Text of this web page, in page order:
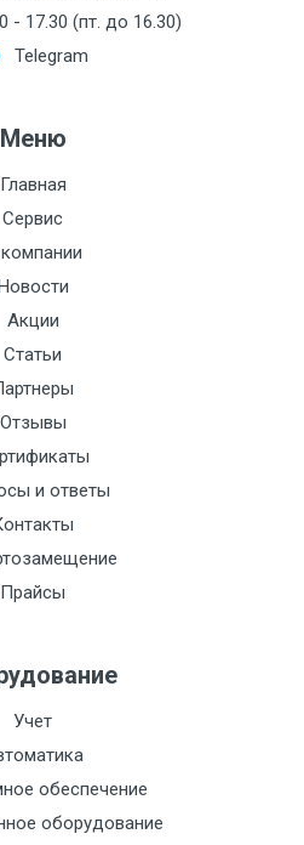
- 17.30 (пт. до 16.30)
Telegram
Меню
Главная
Сервис
Акции
Статьи
Отзывы
и ответы
Прайсы
Учет
обеспечение
оборудование